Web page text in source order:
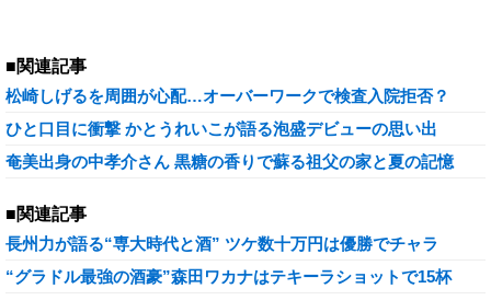
■関連記事
松崎しげるを周囲が心配…オーバーワークで検査入院拒否？
ひと口目に衝撃 かとうれいこが語る泡盛デビューの思い出
奄美出身の中孝介さん 黒糖の香りで蘇る祖父の家と夏の記憶
■関連記事
長州力が語る“専大時代と酒” ツケ数十万円は優勝でチャラ
“グラドル最強の酒豪”森田ワカナはテキーラショットで15杯